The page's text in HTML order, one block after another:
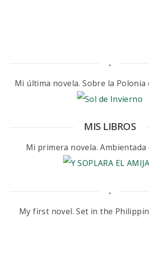
.
Mi última novela. Sobre la Polonia
MIS LIBROS
Mi primera novela. Ambientada
.
My first novel. Set in the